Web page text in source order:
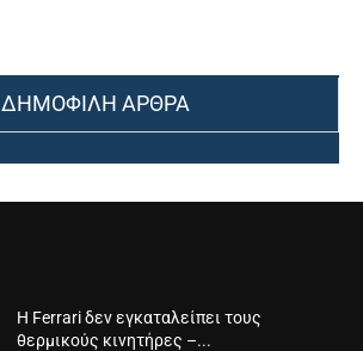
ΔΗΜΟΦΙΛΗ ΑΡΘΡΑ
Η Ferrari δεν εγκαταλείπει τους
θερμικούς κινητήρες –...